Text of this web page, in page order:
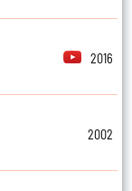
2016
2002